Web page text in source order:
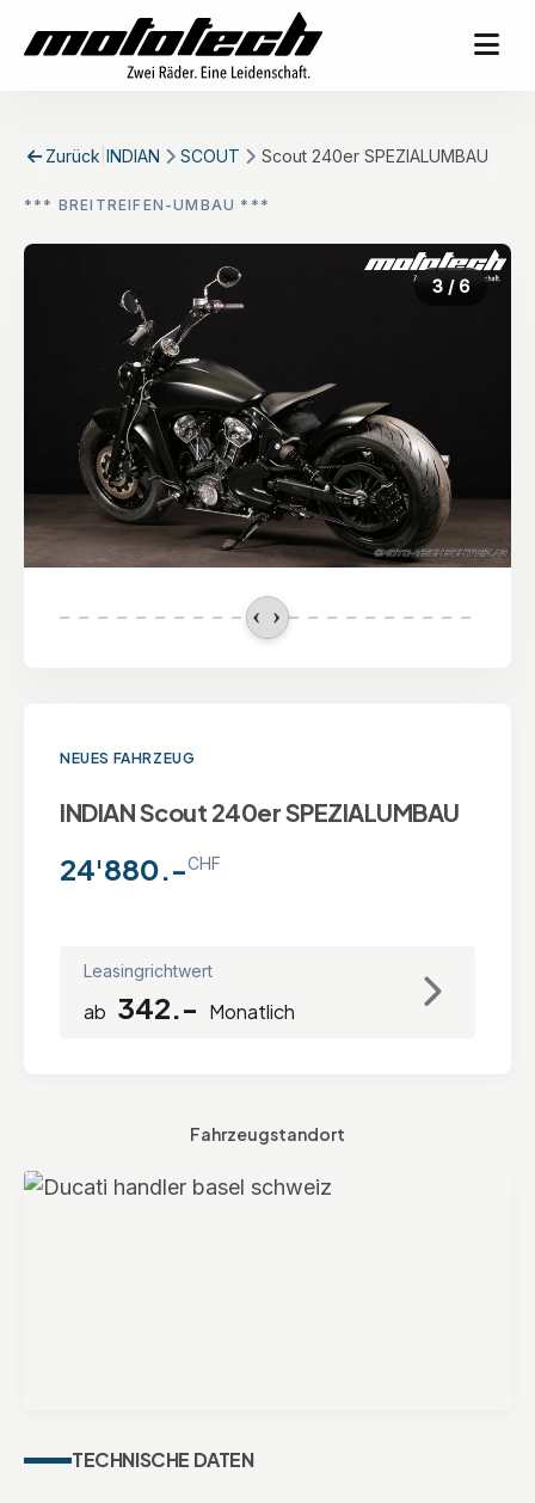
Zurück INDIAN SCOUT Scout 240er SPEZIALUMBAU
*** BREITREIFEN-UMBAU ***
3 / 6
NEUES FAHRZEUG
INDIAN Scout 240er SPEZIALUMBAU
24'880.-CHF
Leasingrichtwert
ab 342.- Monatlich
Fahrzeugstandort
Moto-Tech Baselland AG
TECHNISCHE DATEN